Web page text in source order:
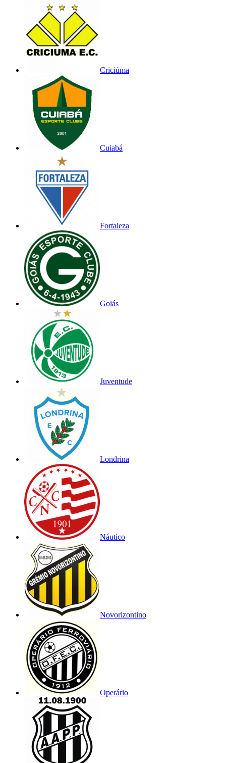
Criciúma
Cuiabá
Fortaleza
Goiás
Juventude
Londrina
Náutico
Novorizontino
Operário